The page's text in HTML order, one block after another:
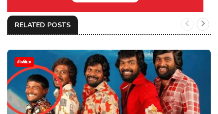
RELATED POSTS
சினிமா